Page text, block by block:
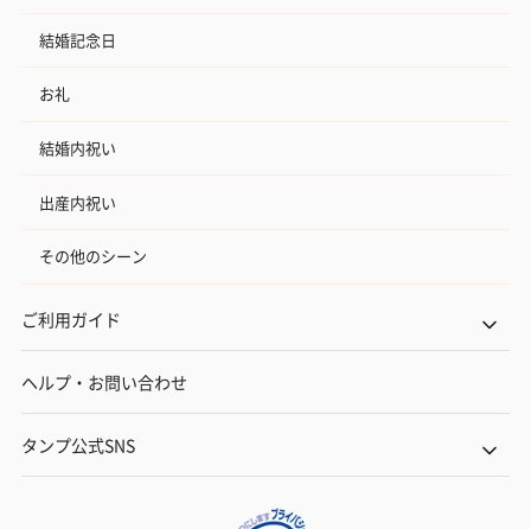
結婚記念日
お礼
結婚内祝い
出産内祝い
その他のシーン
ご利用ガイド
ヘルプ・お問い合わせ
タンプ公式SNS